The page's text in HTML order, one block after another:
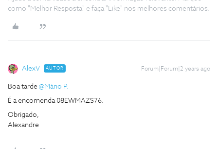
como "Melhor Resposta" e faça "Like" nos melhores comentários.
AlexV AUTOR Forum|Forum|2 years ago
Boa tarde @Mário P.
É a encomenda 08EWMAZS76.
Obrigado,
Alexandre